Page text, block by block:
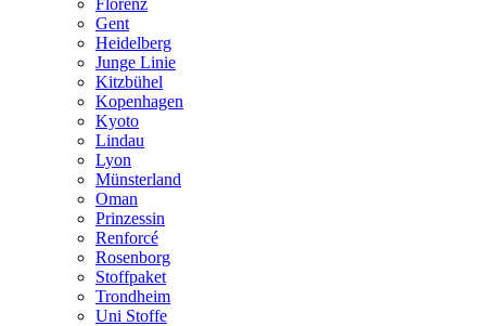
Florenz
Gent
Heidelberg
Junge Linie
Kitzbühel
Kopenhagen
Kyoto
Lindau
Lyon
Münsterland
Oman
Prinzessin
Renforcé
Rosenborg
Stoffpaket
Trondheim
Uni Stoffe